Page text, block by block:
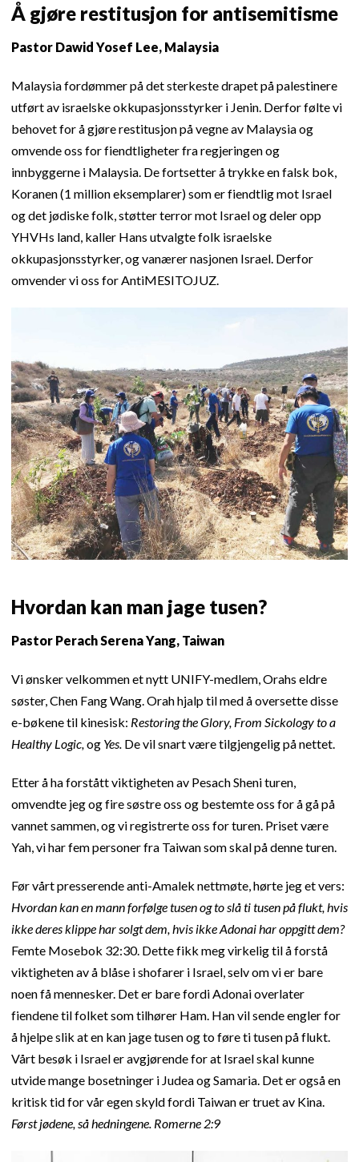
Å gjøre restitusjon for antisemitisme
Pastor Dawid Yosef Lee, Malaysia
Malaysia fordømmer på det sterkeste drapet på palestinere
utført av israelske okkupasjonsstyrker i Jenin. Derfor følte vi
behovet for å gjøre restitusjon på vegne av Malaysia og
omvende oss for fiendtligheter fra regjeringen og
innbyggerne i Malaysia. De fortsetter å trykke en falsk bok,
Koranen (1 million eksemplarer) som er fiendtlig mot Israel
og det jødiske folk, støtter terror mot Israel og deler opp
YHVHs land, kaller Hans utvalgte folk israelske
okkupasjonsstyrker, og vanærer nasjonen Israel. Derfor
omvender vi oss for AntiMESITOJUZ.
Hvordan kan man jage tusen?
Pastor Perach Serena Yang, Taiwan
Vi ønsker velkommen et nytt UNIFY-medlem, Orahs eldre
søster, Chen Fang Wang. Orah hjalp til med å oversette disse
e-bøkene til kinesisk: Restoring the Glory, From Sickology to a
Healthy Logic, og Yes. De vil snart være tilgjengelig på nettet.
Etter å ha forstått viktigheten av Pesach Sheni turen,
omvendte jeg og fire søstre oss og bestemte oss for å gå på
vannet sammen, og vi registrerte oss for turen. Priset være
Yah, vi har fem personer fra Taiwan som skal på denne turen.
Før vårt presserende anti-Amalek nettmøte, hørte jeg et vers:
Hvordan kan en mann forfølge tusen og to slå ti tusen på flukt, hvis
ikke deres klippe har solgt dem, hvis ikke Adonai har oppgitt dem?
Femte Mosebok 32:30. Dette fikk meg virkelig til å forstå
viktigheten av å blåse i shofarer i Israel, selv om vi er bare
noen få mennesker. Det er bare fordi Adonai overlater
fiendene til folket som tilhører Ham. Han vil sende engler for
å hjelpe slik at en kan jage tusen og to føre ti tusen på flukt.
Vårt besøk i Israel er avgjørende for at Israel skal kunne
utvide mange bosetninger i Judea og Samaria. Det er også en
kritisk tid for vår egen skyld fordi Taiwan er truet av Kina.
Først jødene, så hedningene. Romerne 2:9